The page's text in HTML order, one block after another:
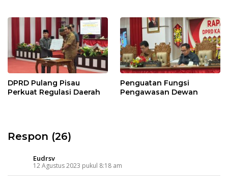
DPRD Pulang Pisau
Perkuat Regulasi Daerah
Penguatan Fungsi
Pengawasan Dewan
Respon (26)
Eudrsv
12 Agustus 2023 pukul 8:18 am